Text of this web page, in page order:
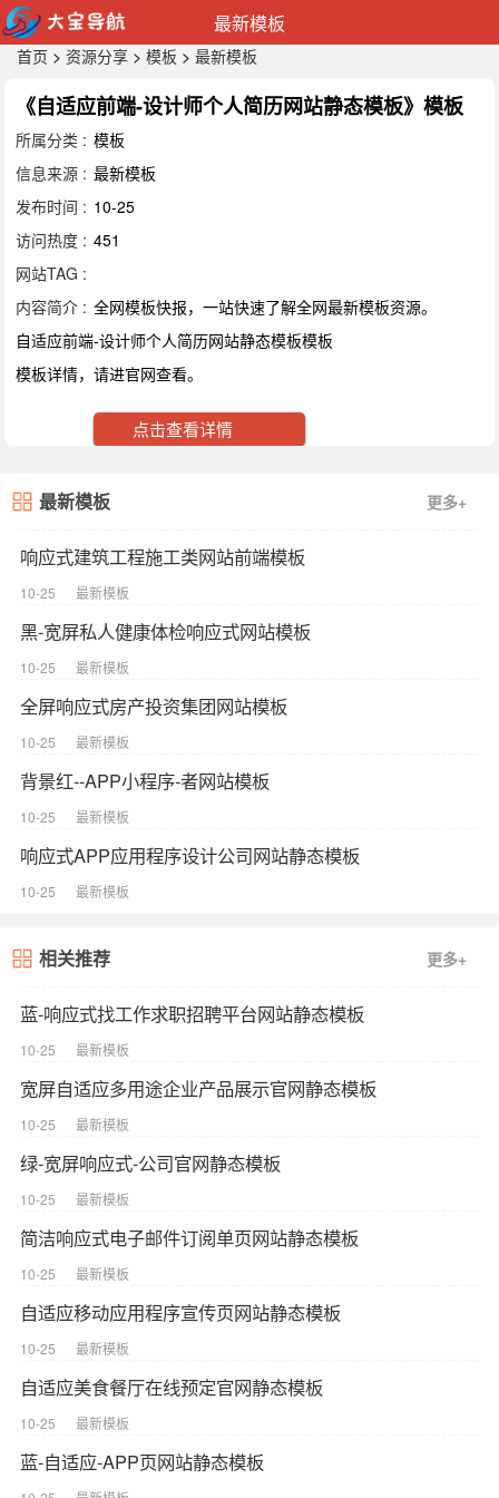
最新模板
首页 > 资源分享 > 模板 > 最新模板
《自适应前端-设计师个人简历网站静态模板》模板
所属分类 : 模板
信息来源 : 最新模板
发布时间 : 10-25
访问热度 : 451
网站TAG :
内容简介 : 全网模板快报，一站快速了解全网最新模板资源。
自适应前端-设计师个人简历网站静态模板模板
模板详情，请进官网查看。
点击查看详情
最新模板 更多+
响应式建筑工程施工类网站前端模板
10-25 最新模板
黑-宽屏私人健康体检响应式网站模板
10-25 最新模板
全屏响应式房产投资集团网站模板
10-25 最新模板
背景红--APP小程序-者网站模板
10-25 最新模板
响应式APP应用程序设计公司网站静态模板
10-25 最新模板
相关推荐 更多+
蓝-响应式找工作求职招聘平台网站静态模板
10-25 最新模板
宽屏自适应多用途企业产品展示官网静态模板
10-25 最新模板
绿-宽屏响应式-公司官网静态模板
10-25 最新模板
简洁响应式电子邮件订阅单页网站静态模板
10-25 最新模板
自适应移动应用程序宣传页网站静态模板
10-25 最新模板
自适应美食餐厅在线预定官网静态模板
10-25 最新模板
蓝-自适应-APP页网站静态模板